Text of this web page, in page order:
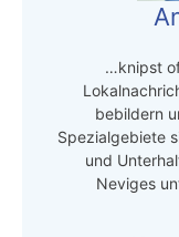
…knipst
bebildern
Spezialgebiete
und
Neviges